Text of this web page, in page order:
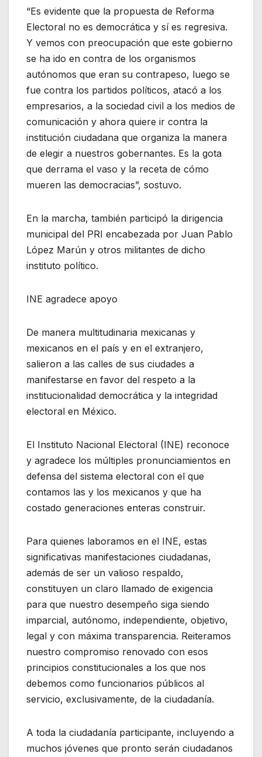
“Es evidente que la propuesta de Reforma
Electoral no es democrática y sí es regresiva.
Y vemos con preocupación que este gobierno
se ha ido en contra de los organismos
autónomos que eran su contrapeso, luego se
fue contra los partidos políticos, atacó a los
empresarios, a la sociedad civil a los medios de
comunicación y ahora quiere ir contra la
institución ciudadana que organiza la manera
de elegir a nuestros gobernantes. Es la gota
que derrama el vaso y la receta de cómo
mueren las democracias”, sostuvo.
En la marcha, también participó la dirigencia
municipal del PRI encabezada por Juan Pablo
López Marún y otros militantes de dicho
instituto político.
INE agradece apoyo
De manera multitudinaria mexicanas y
mexicanos en el país y en el extranjero,
salieron a las calles de sus ciudades a
manifestarse en favor del respeto a la
institucionalidad democrática y la integridad
electoral en México.
El Instituto Nacional Electoral (INE) reconoce
y agradece los múltiples pronunciamientos en
defensa del sistema electoral con el que
contamos las y los mexicanos y que ha
costado generaciones enteras construir.
Para quienes laboramos en el INE, estas
significativas manifestaciones ciudadanas,
además de ser un valioso respaldo,
constituyen un claro llamado de exigencia
para que nuestro desempeño siga siendo
imparcial, autónomo, independiente, objetivo,
legal y con máxima transparencia. Reiteramos
nuestro compromiso renovado con esos
principios constitucionales a los que nos
debemos como funcionarios públicos al
servicio, exclusivamente, de la ciudadanía.
A toda la ciudadanía participante, incluyendo a
muchos jóvenes que pronto serán ciudadanos